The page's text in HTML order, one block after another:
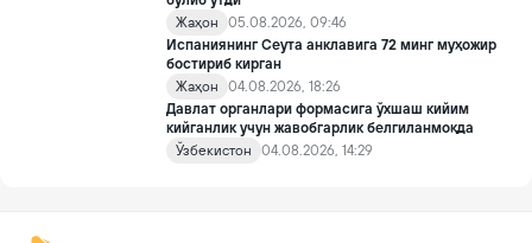
Жаҳон
05.08.2026, 09:46
Испаниянинг Сеута анклавига 72 минг муҳожир
бостириб кирган
Жаҳон
04.08.2026, 18:26
Давлат органлари формасига ўхшаш кийим
кийганлик учун жавобгарлик белгиланмоқда
Ўзбекистон
04.08.2026, 14:29